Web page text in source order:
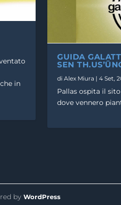
in
GUIDA
SEN
diAlex Miura |4 Set,
Pallas ospita il
dove vennero
by WordPress